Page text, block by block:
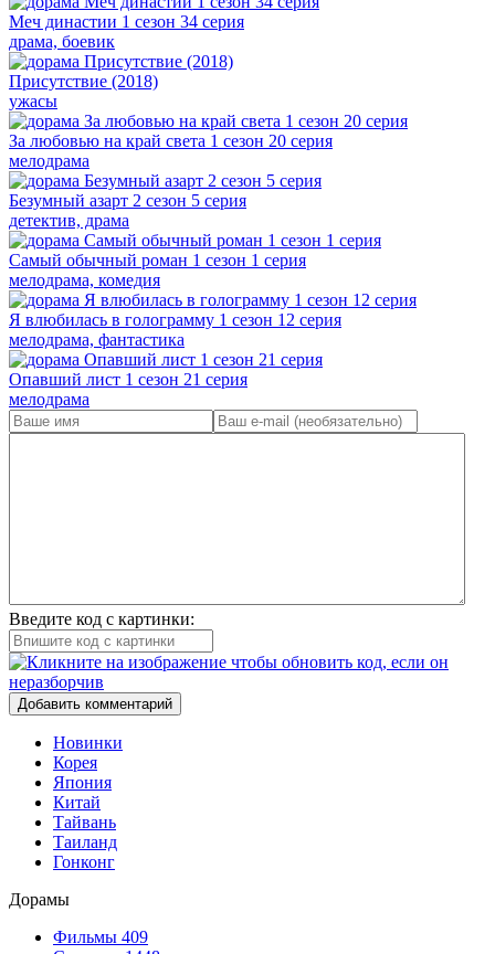
Меч династии 1 сезон 34 серия
драма, боевик
Присутствие (2018)
ужасы
За любовью на край света 1 сезон 20 серия
мелодрама
Безумный азарт 2 сезон 5 серия
детектив, драма
Самый обычный роман 1 сезон 1 серия
мелодрама, комедия
Я влюбилась в голограмму 1 сезон 12 серия
мелодрама, фантастика
Опавший лист 1 сезон 21 серия
мелодрама
Введите код с картинки:
Добавить комментарий
Новинки
Корея
Япония
Китай
Тайвань
Таиланд
Гонконг
Дорамы
Фильмы 409